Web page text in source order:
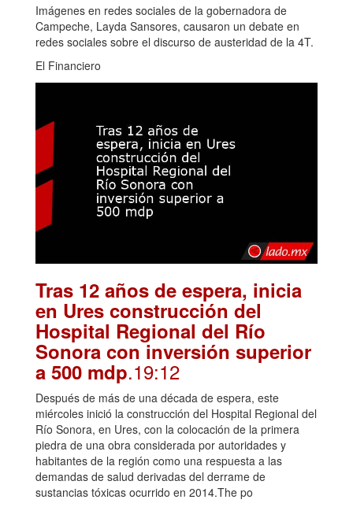
Imágenes en redes sociales de la gobernadora de
Campeche, Layda Sansores, causaron un debate en
redes sociales sobre el discurso de austeridad de la 4T.
El Financiero
Tras 12 años de espera, inicia
en Ures construcción del
Hospital Regional del Río
Sonora con inversión superior
a 500 mdp.19:12
Después de más de una década de espera, este
miércoles inició la construcción del Hospital Regional del
Río Sonora, en Ures, con la colocación de la primera
piedra de una obra considerada por autoridades y
habitantes de la región como una respuesta a las
demandas de salud derivadas del derrame de
sustancias tóxicas ocurrido en 2014.The po